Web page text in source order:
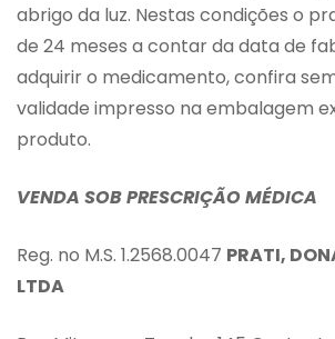
abrigo da luz. Nestas condições o
de 24 meses a contar da data de
adquirir o medicamento, confira
validade impresso na embalagem
produto.
VENDA SOB PRESCRIÇÃO MÉDICA
Reg. no M.S. 1.2568.0047 PRATI,
LTDA